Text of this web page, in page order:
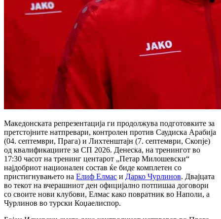
Македонската репрезентација ги продолжува подготовките за
претстојните натпревари, контролен против Саудиска Арабија
(04. септември, Прага) и Лихтенштајн (7. септември, Скопје)
од квалификациите за СП 2026. Денеска, на тренингот во
17:30 часот на тренинг центарот „Петар Милошевски“
најдобриот национален состав ќе биде комплетен со
пристигнувањето на Елиф Елмас и Дарко Чурлинов. Двајцата
во текот на вчерашниот ден официјално потпишаа договори
со своите нови клубови, Елмас како повратник во Наполи, а
Чурлинов во турски Коџаелиспор.